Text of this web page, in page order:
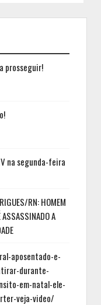
prosseguir!
na segunda-feira
RN: HOMEM
A
aposentado-e-
durante-
em-natal-ele-
veja-video/